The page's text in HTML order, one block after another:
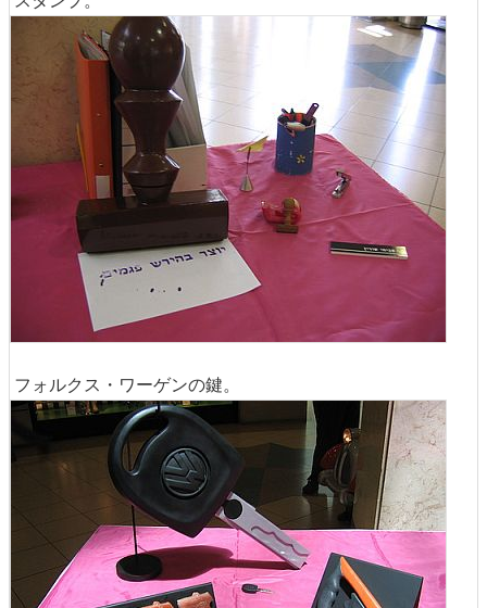
フォルクス・ワーゲンの鍵。